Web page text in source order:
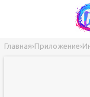
Главная›Приложение›